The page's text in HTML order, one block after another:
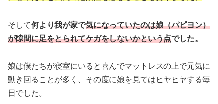
そして何より我が家で気になっていたのは娘（パピヨン）
が隙間に足をとられてケガをしないかという点でした。
娘は僕たちが寝室にいると喜んでマットレスの上で元気に
動き回ることが多く、その度に娘を見てはヒヤヒヤする毎
日でした。